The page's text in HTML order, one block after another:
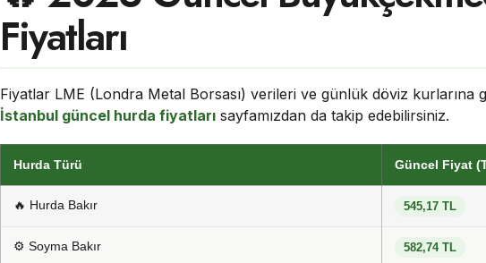
Fiyatları
Fiyatlar LME (Londra Metal Borsası) verileri ve günlük döviz kurlarına
İstanbul güncel hurda fiyatları sayfamızdan da takip edebilirsiniz.
Hurda Türü Güncel Fiyat
🔥 Hurda Bakır 545,17 TL
⚙️ Soyma Bakır 582,74 TL